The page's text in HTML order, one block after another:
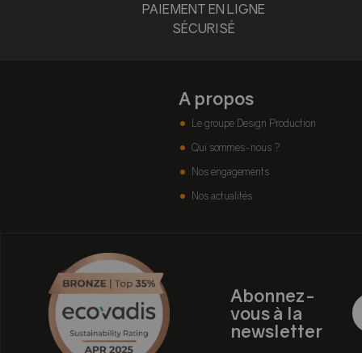
PAIEMENT EN LIGNE
SÉCURISÉ
A propos
Le groupe Design Production
Qui sommes-nous ?
Nos engagements
Nos actualités
Abonnez-
vous à la
newsletter